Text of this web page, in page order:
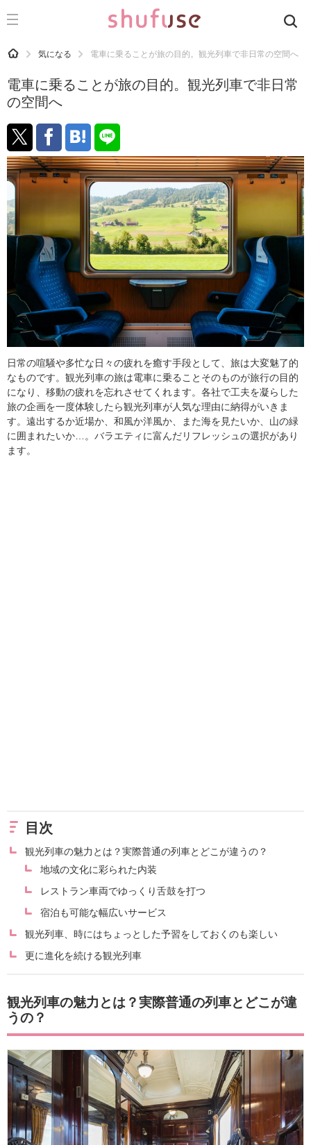
CATEGORY 記事カテゴリ
運気
洗濯
生活の知恵
お金
趣味
食材辞典
おすすめ
HOME 気になる 電車に乗ることが旅の目的。観光列車で非日常の空間へ
電車に乗ることが旅の目的。観光列車で非日常
の空間へ
日常の喧騒や多忙な日々の疲れを癒す手段として、旅は大変魅了的
なものです。観光列車の旅は電車に乗ることそのものが旅行の目的
になり、移動の疲れを忘れさせてくれます。各社で工夫を凝らした
旅の企画を一度体験したら観光列車が人気な理由に納得がいきま
す。遠出するか近場か、和風か洋風か、また海を見たいか、山の緑
に囲まれたいか…。バラエティに富んだリフレッシュの選択があり
ます。
目次
観光列車の魅力とは？実際普通の列車とどこが違うの？
地域の文化に彩られた内装
レストラン車両でゆっくり舌鼓を打つ
宿泊も可能な幅広いサービス
観光列車、時にはちょっとした予習をしておくのも楽しい
更に進化を続ける観光列車
観光列車の魅力とは？実際普通の列車とどこが違
うの？